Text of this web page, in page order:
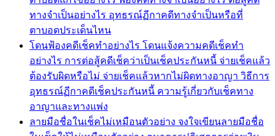
ทางจำเป็นอย่างไร อุทธรณ์ฏีกาคดีทางจำเป็นหรือที่
ตาบอดประเด็นไหน
โดนฟ้องคดีเช็คทำอย่างไร โดนแจ้งความคดีเช็คทำ
อย่างไร การต่อสู้คดีเช็คว่าเป็นเช็คประกันหนี้ จ่ายเช็คแล้ว
ต้องรับผิดหรือไม่ จ่ายเช็คแล้วหากไม่ผิดทางอาญา วิธีการ
อุทธรณ์ฏีกาคดีเช็คประกันหนี้ ความรู้เกี่ยวกับเช็คทาง
อาญาและทางแพ่ง
ลายมือชื่อในเช็คไม่เหมือนตัวอย่าง จงใจเขียนลายมือชื่อ